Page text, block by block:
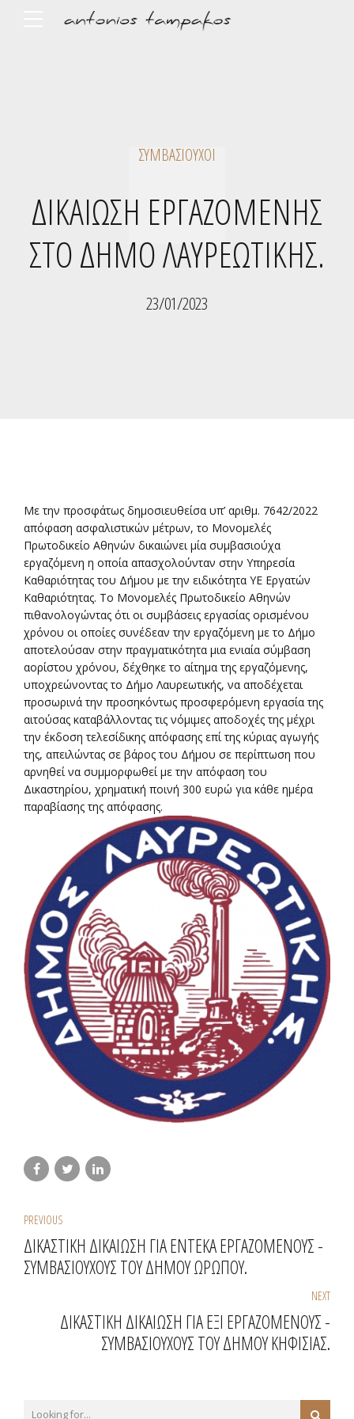
ΣΥΜΒΑΣΙΟΎΧΟΙ
ΔΙΚΑΙΩΣΗ ΕΡΓΑΖΟΜΕΝΗΣ
ΣΤΟ ΔΗΜΟ ΛΑΥΡΕΩΤΙΚΗΣ.
23/01/2023
Με την προσφάτως δημοσιευθείσα υπ’ αριθμ. 7642/2022
απόφαση ασφαλιστικών μέτρων, το Μονομελές
Πρωτοδικείο Αθηνών δικαιώνει μία συμβασιούχα
εργαζόμενη η οποία απασχολούνταν στην Υπηρεσία
Καθαριότητας του Δήμου με την ειδικότητα ΥΕ Εργατών
Καθαριότητας. Το Μονομελές Πρωτοδικείο Αθηνών
πιθανολογώντας ότι οι συμβάσεις εργασίας ορισμένου
χρόνου οι οποίες συνέδεαν την εργαζόμενη με το Δήμο
αποτελούσαν στην πραγματικότητα μια ενιαία σύμβαση
αορίστου χρόνου, δέχθηκε το αίτημα της εργαζόμενης,
υποχρεώνοντας το Δήμο Λαυρεωτικής, να αποδέχεται
προσωρινά την προσηκόντως προσφερόμενη εργασία της
αιτούσας καταβάλλοντας τις νόμιμες αποδοχές της μέχρι
την έκδοση τελεσίδικης απόφασης επί της κύριας αγωγής
της, απειλώντας σε βάρος του Δήμου σε περίπτωση που
αρνηθεί να συμμορφωθεί με την απόφαση του
Δικαστηρίου, χρηματική ποινή 300 ευρώ για κάθε ημέρα
παραβίασης της απόφασης.
PREVIOUS
ΔΙΚΑΣΤΙΚΗ ΔΙΚΑΙΩΣΗ ΓΙΑ ΕΝΤΕΚΑ ΕΡΓΑΖΟΜΕΝΟΥΣ -
ΣΥΜΒΑΣΙΟΥΧΟΥΣ ΤΟΥ ΔΗΜΟΥ ΩΡΩΠΟΥ.
NEXT
ΔΙΚΑΣΤΙΚΗ ΔΙΚΑΙΩΣΗ ΓΙΑ ΕΞΙ ΕΡΓΑΖΟΜΕΝΟΥΣ -
ΣΥΜΒΑΣΙΟΥΧΟΥΣ ΤΟΥ ΔΗΜΟΥ ΚΗΦΙΣΙΑΣ.